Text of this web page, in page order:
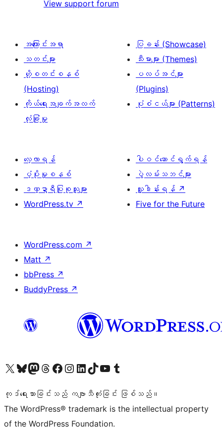
View support forum
အကြောင်းအရာ
သတင်းများ
ဟို့စတင်းစနစ်
(Hosting)
ကိုယ်ရေးအချက်အလက်
လုံခြုံမှု
ပြခန်း (Showcase)
သီးမားများ (Themes)
ပလပ်အင်များ
(Plugins)
ပုံစံငယ်များ (Patterns)
လေ့လာရန်
ပံ့ပိုးမှုစနစ်
ဒဏ္ဍာရီပြုစုသူများ
WordPress.tv ↗
ပါဝင်ဆောင်ရွက်ရန်
ပွဲလမ်းသဘင်များ
လှူဒါန်းရန် ↗
Five for the Future
WordPress.com ↗
Matt ↗
bbPress ↗
BuddyPress ↗
ကျွန်ုပ်တို့၏ X (ယခင် Twitter) အကောင့်သို့ သွားရောက်ကြည့်ရှုပါကျွန်ုပ်တို့၏ Bluesky အကောင့်သို့ ဝင်ရောက်ကြည့်ရှုရန်
ကျွန်ုပ်တို့၏ Mastodon အကောင့်သို့ သွားရောက်ကြည့်ရှုပါကျွန်ုပ်တို့၏ Threads အကောင့်သို့ ဝင်ရောက်ကြည့်ရှုရန်
ကျွန်ုပ်တို့၏ Facebook စာမျက်နှာသို့ သွားရောက်ကြည့်ရှုပါကျွန်ုပ်တို့၏ Instagram အကောင့်သို့ သွားရောက်ကြည့်ရှုပါ ကျွန်ုပ်တို့၏ LinkedIn အကောင့်သို့ သွားရောက်ကြည့်ရှုပါကျွန်ုပ်တို့၏ TikTok အကောင့်သို့ ဝင်ရောက်ကြည့်ရှုရန်
ကျွန်ုပ်တို့၏ YouTube ချန်နယ်သို့ သွားရောက်ကြည့်ရှုပါ ကျွန်ုပ်တို့၏ Tumblr အကောင့်သို့ ဝင်ရောက်ကြည့်ရှုရန်
ကုဒ်ရေးသားခြင်းသည် ကဗျာသီကုံးခြင်း ဖြစ်သည်။
The WordPress® trademark is the intellectual property
of the WordPress Foundation.